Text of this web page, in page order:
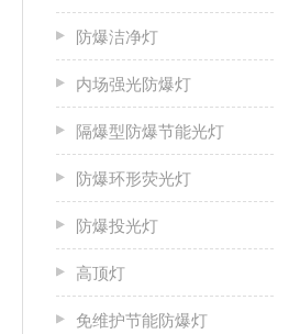
防爆洁净灯
内场强光防爆灯
隔爆型防爆节能光灯
防爆环形荧光灯
防爆投光灯
高顶灯
免维护节能防爆灯